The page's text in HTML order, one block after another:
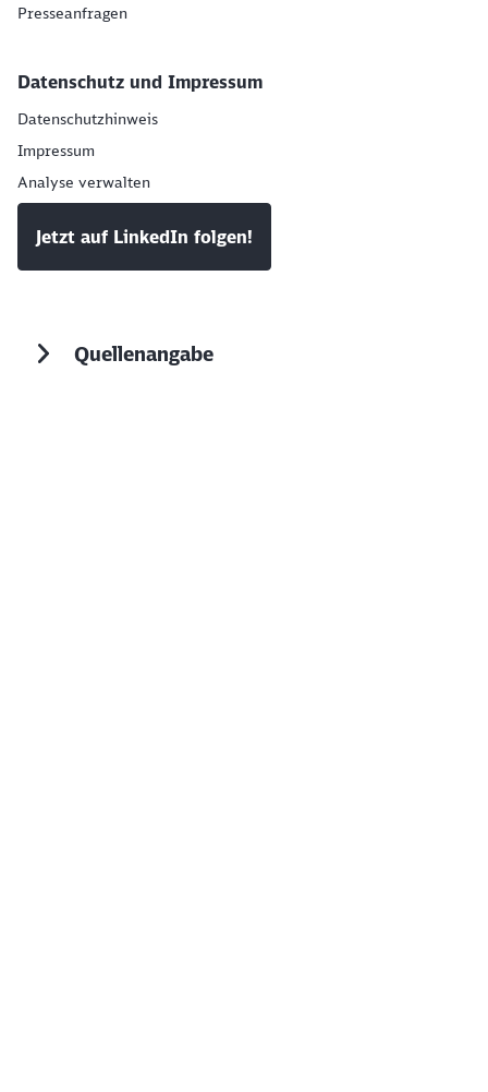
Presseanfragen
Datenschutz und Impressum
Datenschutzhinweis
Impressum
Analyse verwalten
Jetzt auf LinkedIn folgen!
Quellenangabe